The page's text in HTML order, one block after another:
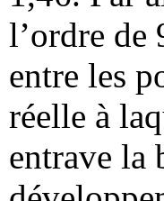
l’ordre
entre les
réelle à
entrave la